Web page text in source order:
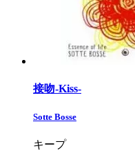
接吻-Kiss-
Sotte Bosse
キープ